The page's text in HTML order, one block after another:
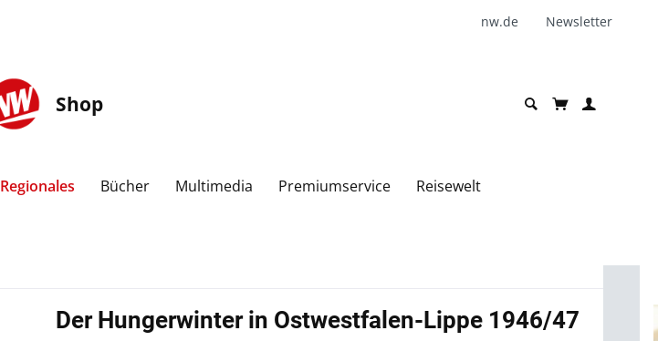
nw.de Newsletter
Shop
Regionales Bücher Multimedia Premiumservice Reisewelt
Der Hungerwinter in Ostwestfalen-Lippe 1946/47